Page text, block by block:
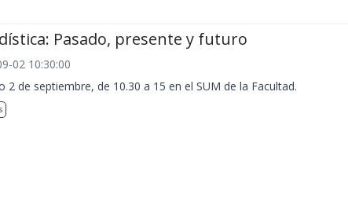
Pasado, presente y futuro
02 10:30:00
2 de septiembre, de 10.30 a 15 en el SUM de la Facultad.